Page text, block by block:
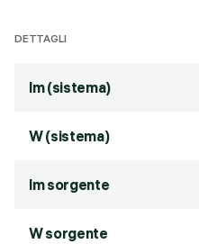
DETTAGLI
lm (sistema)
W (sistema)
lm sorgente
W sorgente